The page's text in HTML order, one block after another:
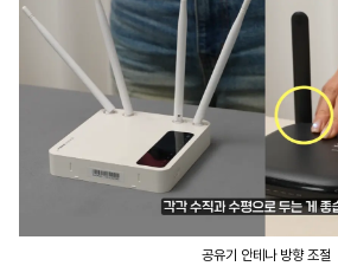
공유기 안테나 방향 조절